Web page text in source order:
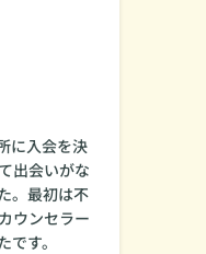
に入会を決
出会いがな
。最初は不
ウンセラー
す。